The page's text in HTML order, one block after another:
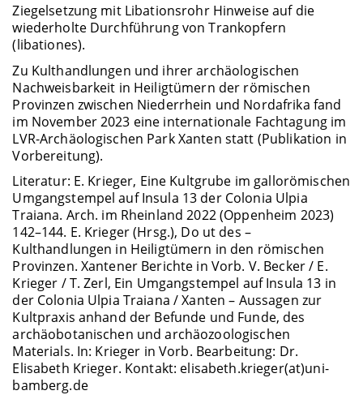
Ziegelsetzung mit Libationsrohr Hinweise auf die
wiederholte Durchführung von Trankopfern
(libationes).
Zu Kulthandlungen und ihrer archäologischen
Nachweisbarkeit in Heiligtümern der römischen
Provinzen zwischen Niederrhein und Nordafrika fand
im November 2023 eine internationale Fachtagung im
LVR-Archäologischen Park Xanten statt (Publikation in
Vorbereitung).
Literatur: E. Krieger, Eine Kultgrube im gallorömischen
Umgangstempel auf Insula 13 der Colonia Ulpia
Traiana. Arch. im Rheinland 2022 (Oppenheim 2023)
142–144. E. Krieger (Hrsg.), Do ut des –
Kulthandlungen in Heiligtümern in den römischen
Provinzen. Xantener Berichte in Vorb. V. Becker / E.
Krieger / T. Zerl, Ein Umgangstempel auf Insula 13 in
der Colonia Ulpia Traiana / Xanten – Aussagen zur
Kultpraxis anhand der Befunde und Funde, des
archäobotanischen und archäozoologischen
Materials. In: Krieger in Vorb. Bearbeitung: Dr.
Elisabeth Krieger. Kontakt: elisabeth.krieger(at)uni-
bamberg.de